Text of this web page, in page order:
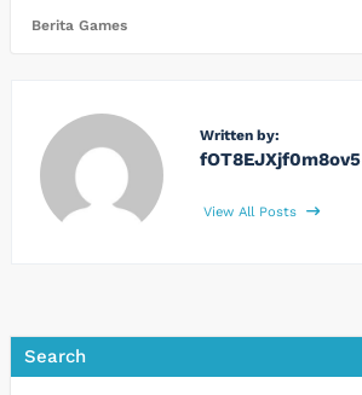
Berita Games
Written by:
fOT8EJXjf0m8ov5
View All Posts
Search